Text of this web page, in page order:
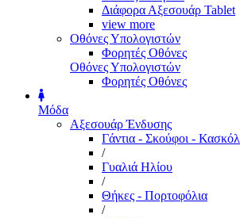
Διάφορα Αξεσουάρ Tablet
view more
Οθόνες Υπολογιστών
Φορητές Οθόνες
Οθόνες Υπολογιστών
Φορητές Οθόνες
Μόδα
Αξεσουάρ Ένδυσης
Γάντια - Σκούφοι - Κασκόλ
/
Γυαλιά Ηλίου
/
Θήκες - Πορτοφόλια
/